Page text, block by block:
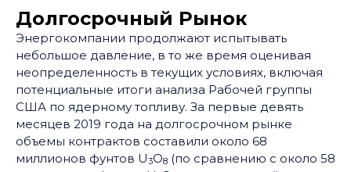
Долгосрочный Рынок
Энергокомпании продолжают испытывать
небольшое давление, в то же время оценивая
неопределенность в текущих условиях, включая
потенциальные итоги анализа Рабочей группы
США по ядерному топливу. За первые девять
месяцев 2019 года на долгосрочном рынке
объемы контрактов составили около 68
миллионов фунтов U3O8 (по сравнению с около 58